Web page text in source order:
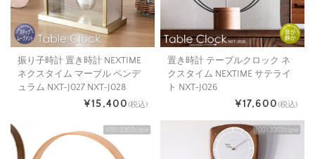
振り子時計 置き時計 NEXTIME
ネクスタイム マーブル ペンデ
ュラム NXT-J027 NXT-J028
¥15,400(税込)
置き時計 テーブルクロック ネ
クスタイム NEXTIME サテライ
ト NXT-J026
¥17,600(税込)